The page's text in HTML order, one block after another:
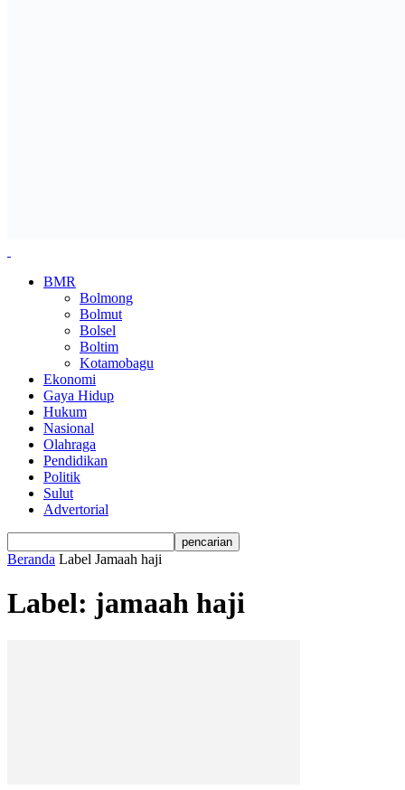
BMR
Bolmong
Bolmut
Bolsel
Boltim
Kotamobagu
Ekonomi
Gaya Hidup
Hukum
Nasional
Olahraga
Pendidikan
Politik
Sulut
Advertorial
Beranda Label Jamaah haji
Label: jamaah haji